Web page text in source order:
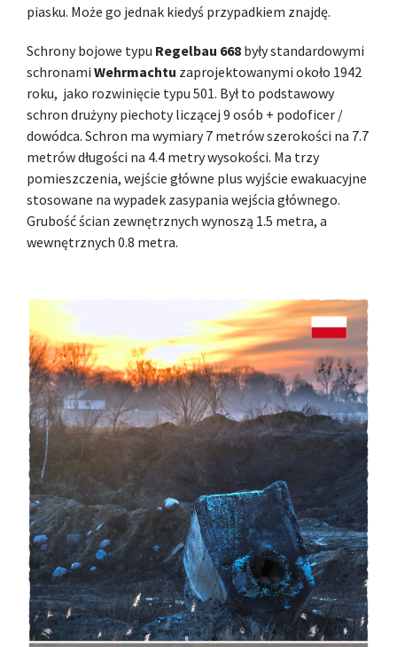
piasku. Może go jednak kiedyś przypadkiem znajdę.
Schrony bojowe typu Regelbau 668 były standardowymi
schronami Wehrmachtu zaprojektowanymi około 1942
roku, jako rozwinięcie typu 501. Był to podstawowy
schron drużyny piechoty liczącej 9 osób + podoficer /
dowódca. Schron ma wymiary 7 metrów szerokości na 7.7
metrów długości na 4.4 metry wysokości. Ma trzy
pomieszczenia, wejście główne plus wyjście ewakuacyjne
stosowane na wypadek zasypania wejścia głównego.
Grubość ścian zewnętrznych wynoszą 1.5 metra, a
wewnętrznych 0.8 metra.